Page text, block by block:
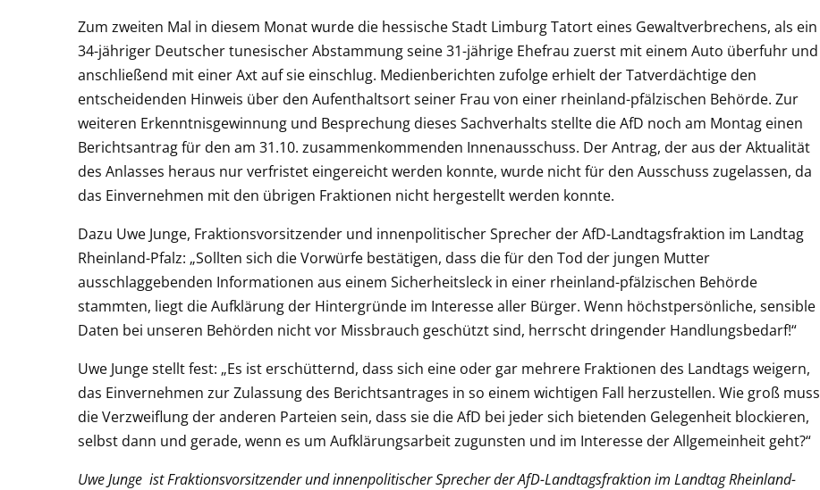
Zum zweiten Mal in diesem Monat wurde die hessische Stadt Limburg Tatort eines Gewaltverbrechens, als ein
34-jähriger Deutscher tunesischer Abstammung seine 31-jährige Ehefrau zuerst mit einem Auto überfuhr und
anschließend mit einer Axt auf sie einschlug. Medienberichten zufolge erhielt der Tatverdächtige den
entscheidenden Hinweis über den Aufenthaltsort seiner Frau von einer rheinland-pfälzischen Behörde. Zur
weiteren Erkenntnisgewinnung und Besprechung dieses Sachverhalts stellte die AfD noch am Montag einen
Berichtsantrag für den am 31.10. zusammenkommenden Innenausschuss. Der Antrag, der aus der Aktualität
des Anlasses heraus nur verfristet eingereicht werden konnte, wurde nicht für den Ausschuss zugelassen, da
das Einvernehmen mit den übrigen Fraktionen nicht hergestellt werden konnte.
Dazu Uwe Junge, Fraktionsvorsitzender und innenpolitischer Sprecher der AfD-Landtagsfraktion im Landtag
Rheinland-Pfalz: „Sollten sich die Vorwürfe bestätigen, dass die für den Tod der jungen Mutter
ausschlaggebenden Informationen aus einem Sicherheitsleck in einer rheinland-pfälzischen Behörde
stammten, liegt die Aufklärung der Hintergründe im Interesse aller Bürger. Wenn höchstpersönliche, sensible
Daten bei unseren Behörden nicht vor Missbrauch geschützt sind, herrscht dringender Handlungsbedarf!“
Uwe Junge stellt fest: „Es ist erschütternd, dass sich eine oder gar mehrere Fraktionen des Landtags weigern,
das Einvernehmen zur Zulassung des Berichtsantrages in so einem wichtigen Fall herzustellen. Wie groß muss
die Verzweiflung der anderen Parteien sein, dass sie die AfD bei jeder sich bietenden Gelegenheit blockieren,
selbst dann und gerade, wenn es um Aufklärungsarbeit zugunsten und im Interesse der Allgemeinheit geht?“
Uwe Junge ist Fraktionsvorsitzender und innenpolitischer Sprecher der AfD-Landtagsfraktion im Landtag Rheinland-